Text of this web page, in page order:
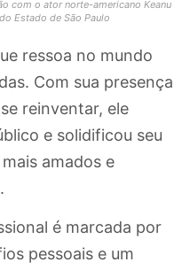
com o ator norte-americano Keanu
Estado de São Paulo
ressoa no mundo
Com sua presença
reinventar, ele
e solidificou seu
amados e
é marcada por
pessoais e um